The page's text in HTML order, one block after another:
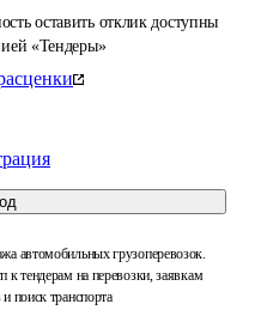
оставить отклик доступны
«Тендеры»
автомобильных грузоперевозок.
к тендерам на перевозки, заявкам
поиск транспорта